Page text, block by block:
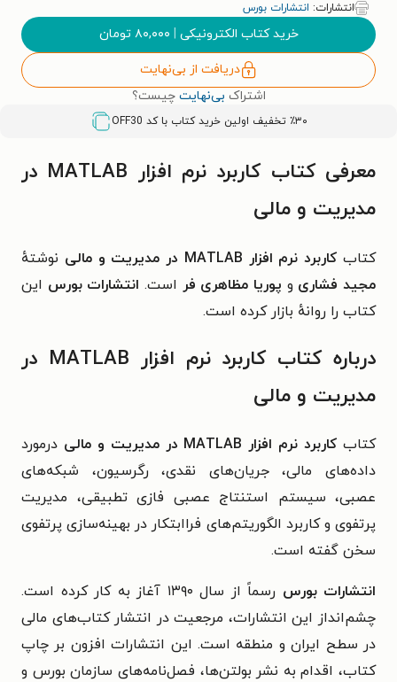
انتشارات: انتشارات بورس
خرید کتاب الکترونیکی | ۸۰,۰۰۰ تومان
دریافت از بی‌نهایت
اشتراک بی‌نهایت چیست؟
٪۳۰ تخفیف اولین خرید کتاب با کد OFF30
معرفی کتاب کاربرد نرم افزار MATLAB در
مدیریت و مالی
کتاب کاربرد نرم افزار MATLAB در مدیریت و مالی
نوشتهٔ
مجید فشاری و پوریا مظاهری فر است. انتشارات بورس این
کتاب را روانهٔ بازار کرده است.
درباره کتاب کاربرد نرم افزار MATLAB در
مدیریت و مالی
کتاب کاربرد نرم افزار MATLAB در مدیریت و مالی
درمورد
داده‌های مالی، جریان‌های نقدی، رگرسیون، شبکه‌های
عصبی، سیستم استنتاج عصبی فازی تطبیقی، مدیریت
پرتفوی و کاربرد الگوریتم‌های فراابتکار در بهینه‌سازی پرتفوی
سخن گفته است.
انتشارات بورس
رسماً از سال ۱۳۹۰ آغاز به کار کرده است.
چشم‌انداز این انتشارات، مرجعیت در انتشار کتاب‌های مالی
در سطح ایران و منطقه است. این انتشارات افزون بر چاپ
کتاب، اقدام به نشر بولتن‌ها، فصل‌نامه‌های سازمان بورس و